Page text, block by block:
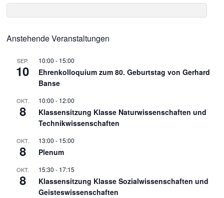
Anstehende Veranstaltungen
SEP.
10
10:00 - 15:00
Ehrenkolloquium zum 80. Geburtstag von Gerhard
Banse
OKT.
8
10:00 - 12:00
Klassensitzung Klasse Naturwissenschaften und
Technikwissenschaften
OKT.
8
13:00 - 15:00
Plenum
OKT.
8
15:30 - 17:15
Klassensitzung Klasse Sozialwissenschaften und
Geisteswissenschaften